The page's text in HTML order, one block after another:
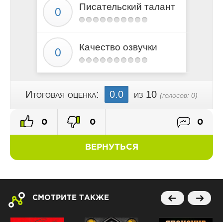
Писательский талант
Качество озвучки
Итоговая оценка: 0.0 из 10 (голосов: 0)
ВЕРНУТЬСЯ
0 0 0
СМОТРИТЕ ТАКЖЕ